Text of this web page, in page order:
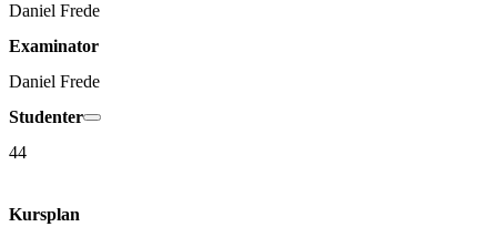
Daniel Frede
Examinator
Daniel Frede
Studenter
44
Kursplan